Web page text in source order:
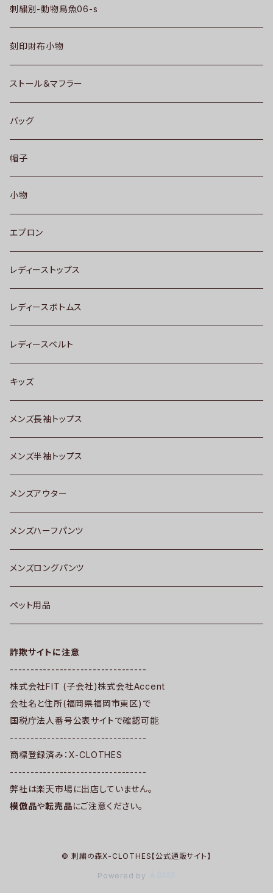
刺繍別-動物鳥魚06-s
刻印財布小物
ストール＆マフラー
バッグ
帽子
小物
エプロン
レディーストップス
レディースボトムス
レディースベルト
キッズ
メンズ長袖トップス
メンズ半袖トップス
メンズアウター
メンズハーフパンツ
メンズロングパンツ
ペット用品
詐欺サイトに注意
---------------------------------
株式会社FIT (子会社)株式会社Accent
会社名と住所(福岡県福岡市東区)で
国税庁法人番号公表サイトで確認可能
---------------------------------
商標登録済み：X-CLOTHES
---------------------------------
弊社は楽天市場に出店していません。
模倣品や転売品にご注意ください。
© 刺繍の森X-CLOTHES【公式通販サイト】
Powered by